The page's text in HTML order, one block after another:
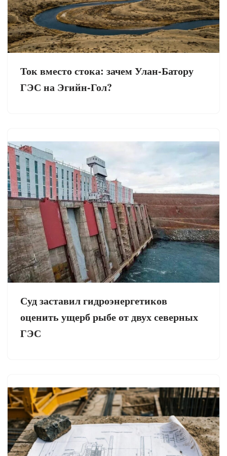
Ток вместо стока: зачем Улан-Батору
ГЭС на Эгийн-Гол?
Суд заставил гидроэнергетиков
оценить ущерб рыбе от двух северных
ГЭС